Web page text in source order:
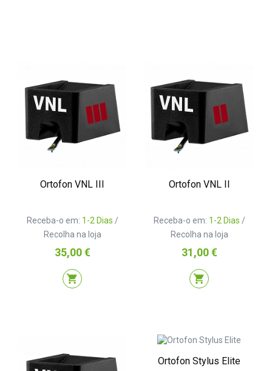
Ortofon VNL III
Receba-o em: 1-2 Dias /
Recolha na loja
Preço
35,00 €
shopping_cart
Ortofon VNL II
Receba-o em: 1-2 Dias /
Recolha na loja
Preço
31,00 €
shopping_cart
Ortofon Stylus Elite